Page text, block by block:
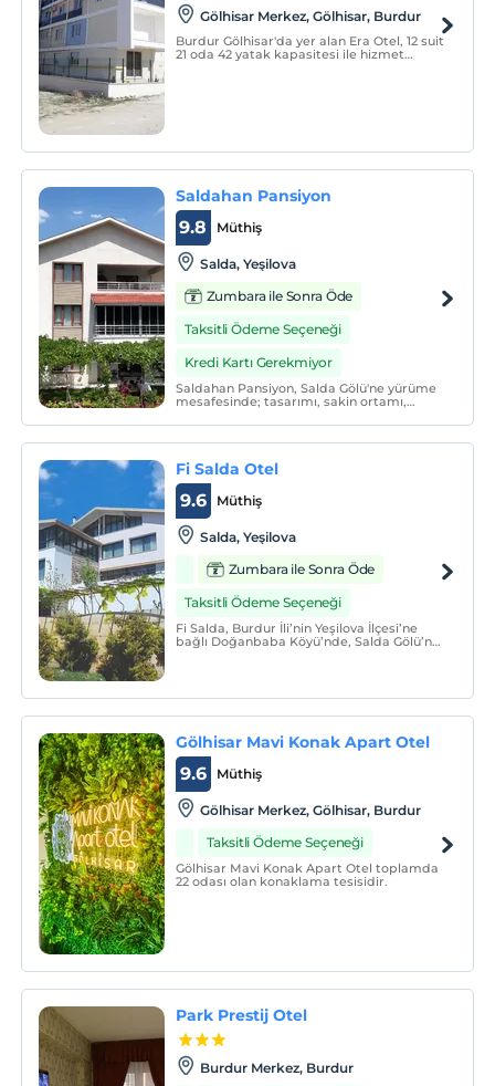
Gölhisar Merkez, Gölhisar, Burdur
Burdur Gölhisar'da yer alan Era Otel, 12 suit
21 oda 42 yatak kapasitesi ile hizmet
Saldahan Pansiyon
Müthiş
9.8
Salda, Yeşilova
Zumbara ile Sonra Öde
Taksitli Ödeme Seçeneği
Kredi Kartı Gerekmiyor
Saldahan Pansiyon, Salda Gölü'ne yürüme
mesafesinde; tasarımı, sakin ortamı,
size doğayla iç içe konforlu bir tatil imkanı
sunan butik aparttır.
Fi Salda Otel
Müthiş
9.6
Salda, Yeşilova
Zumbara ile Sonra Öde
Taksitli Ödeme Seçeneği
Fi Salda, Burdur İli’nin Yeşilova İlçesi’ne
bağlı Doğanbaba Köyü’nde, Salda Gölü’ne
bir nefes almak için sizlere farklı bir tatil
Gölhisar Mavi Konak Apart Otel
Müthiş
9.6
Gölhisar Merkez, Gölhisar, Burdur
Taksitli Ödeme Seçeneği
Gölhisar Mavi Konak Apart Otel toplamda
22 odası olan konaklama tesisidir.
Park Prestij Otel
Burdur Merkez, Burdur